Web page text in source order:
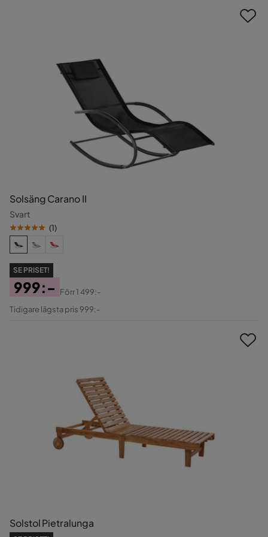
Solsäng Carano II
Svart
(1)
SE PRISET!
Pris
999:-
Original
Förr1 499:-
Tidigare lägsta pris 999:-
Solstol Pietralunga